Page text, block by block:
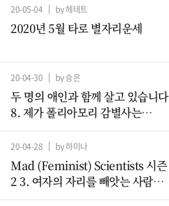
20-05-04 by 헤테트
2020년 5월 타로 별자리운세
20-04-30 by 승은
두 명의 애인과 함께 살고 있습니다
8. 제가 폴리아모리 감별사는
아니지만요
20-04-28 by 하미나
Mad (Feminist) Scientists 시즌
2 3. 여자의 자리를 빼앗는 사람들 -
컴퓨터과학(1)